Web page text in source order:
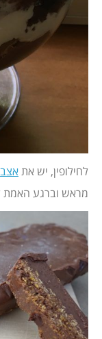
לחילופין, יש את
מראש וברגע האמת